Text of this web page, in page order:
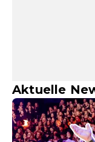
Aktuelle